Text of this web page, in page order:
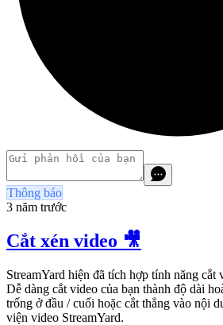
Thông báo
3 năm trước
Cắt xén video 🎥
StreamYard hiện đã tích hợp tính năng cắt
Dễ dàng cắt video của bạn thành độ dài
trống ở đầu / cuối hoặc cắt thẳng vào nội
viện video StreamYard.